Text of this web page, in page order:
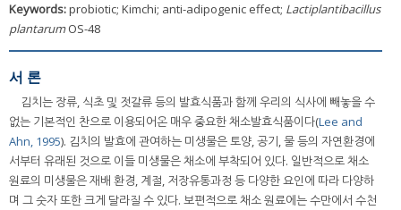
Keywords:probiotic; Kimchi; anti-adipogenic effect; Lactiplantibacillus
plantarumOS-48
서 론
김치는 장류, 식초 및 젓갈류 등의 발효식품과 함께 우리의 식사에 빼놓을 수
없는 기본적인 찬으로 이용되어온 매우 중요한 채소발효식품이다(Lee and
Ahn, 1995). 김치의 발효에 관여하는 미생물은 토양, 공기, 물 등의 자연환경에
서부터 유래된 것으로 이들 미생물은 채소에 부착되어 있다. 일반적으로 채소
원료의 미생물은 재배 환경, 계절, 저장유통과정 등 다양한 요인에 따라 다양하
며 그 숫자 또한 크게 달라질 수 있다. 보편적으로 채소 원료에는 수만에서 수천